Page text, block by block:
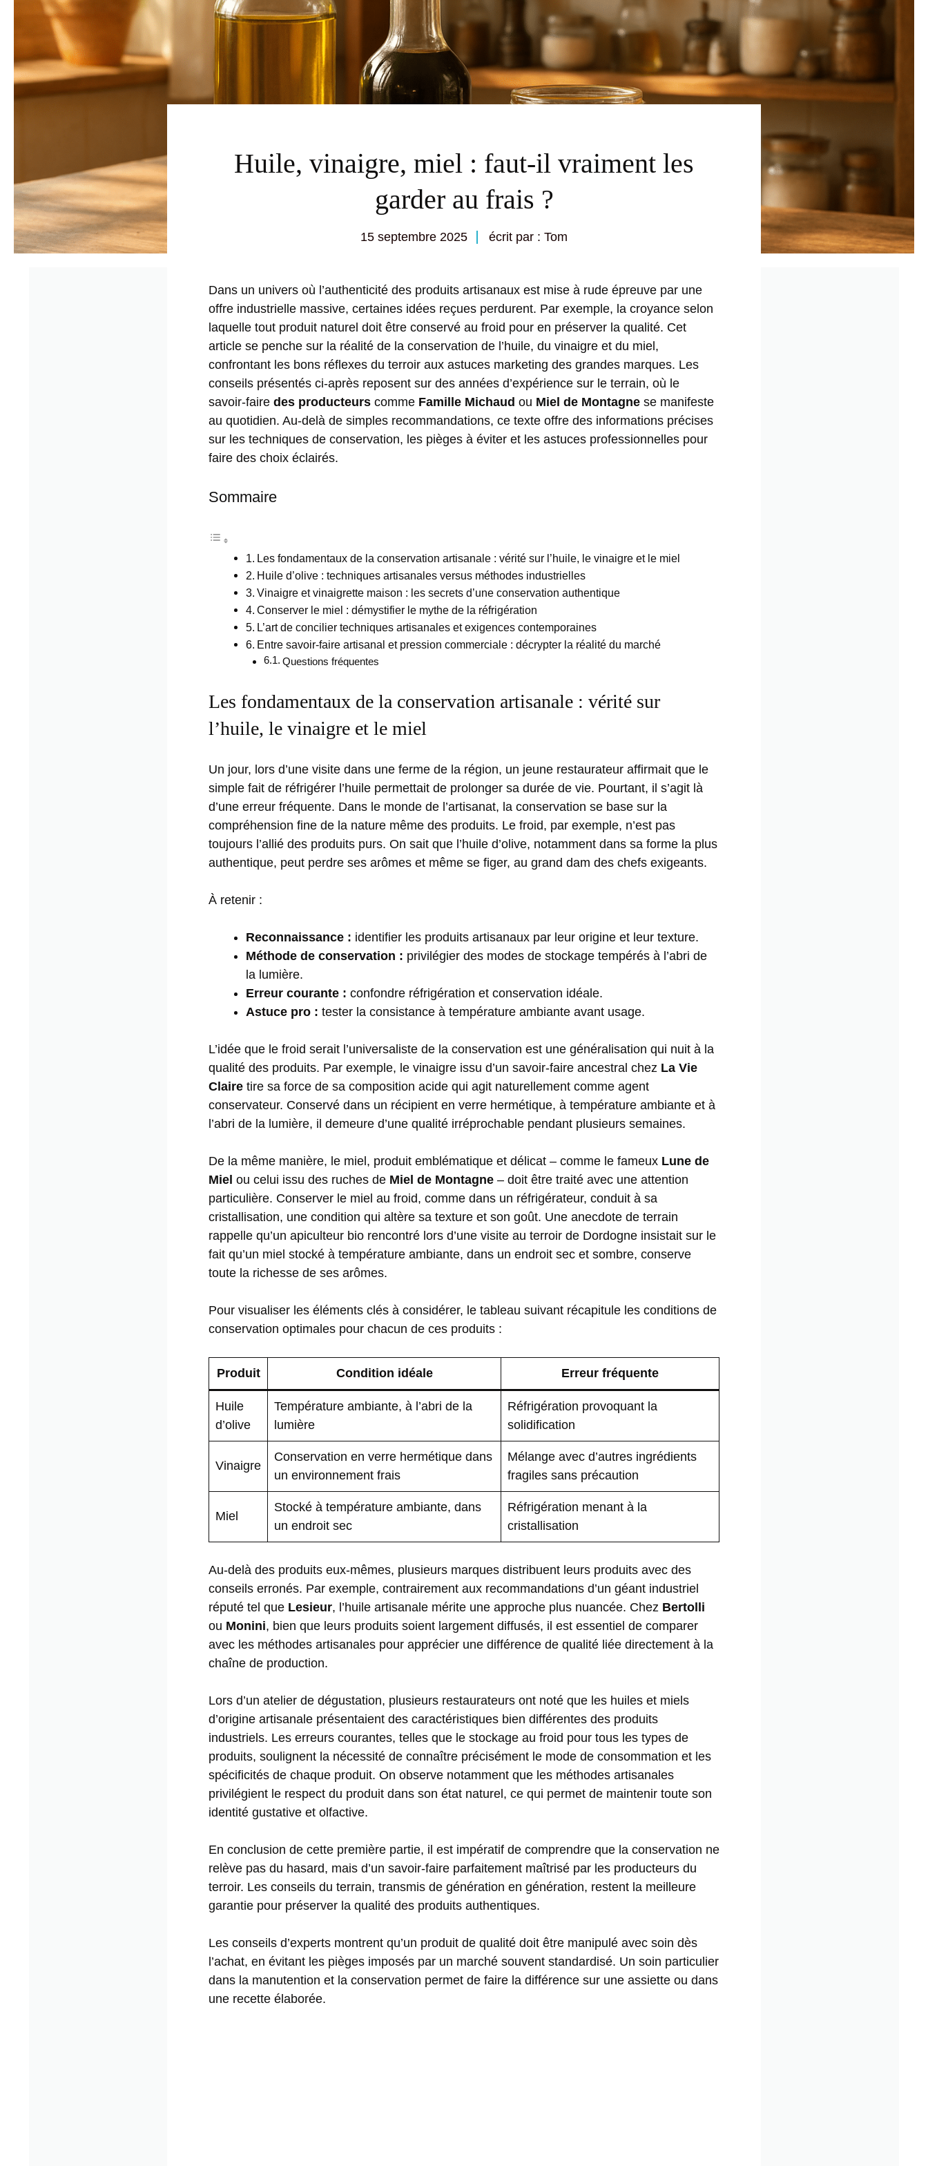
Huile, vinaigre, miel : faut-il vraiment les
garder au frais ?
15 septembre 2025 écrit par : Tom
Dans un univers où l’authenticité des produits artisanaux est mise à rude épreuve par une
offre industrielle massive, certaines idées reçues perdurent. Par exemple, la croyance selon
laquelle tout produit naturel doit être conservé au froid pour en préserver la qualité. Cet
article se penche sur la réalité de la conservation de l’huile, du vinaigre et du miel,
confrontant les bons réflexes du terroir aux astuces marketing des grandes marques. Les
conseils présentés ci-après reposent sur des années d’expérience sur le terrain, où le
savoir-faire des producteurs comme Famille Michaud ou Miel de Montagne se manifeste
au quotidien. Au-delà de simples recommandations, ce texte offre des informations précises
sur les techniques de conservation, les pièges à éviter et les astuces professionnelles pour
faire des choix éclairés.
Sommaire
Les fondamentaux de la conservation artisanale : vérité sur l’huile, le vinaigre et le miel
Huile d’olive : techniques artisanales versus méthodes industrielles
Vinaigre et vinaigrette maison : les secrets d’une conservation authentique
Conserver le miel : démystifier le mythe de la réfrigération
L’art de concilier techniques artisanales et exigences contemporaines
Entre savoir-faire artisanal et pression commerciale : décrypter la réalité du marché
Questions fréquentes
Les fondamentaux de la conservation artisanale : vérité sur
l’huile, le vinaigre et le miel
Un jour, lors d’une visite dans une ferme de la région, un jeune restaurateur affirmait que le
simple fait de réfrigérer l’huile permettait de prolonger sa durée de vie. Pourtant, il s’agit là
d’une erreur fréquente. Dans le monde de l’artisanat, la conservation se base sur la
compréhension fine de la nature même des produits. Le froid, par exemple, n’est pas
toujours l’allié des produits purs. On sait que l’huile d’olive, notamment dans sa forme la plus
authentique, peut perdre ses arômes et même se figer, au grand dam des chefs exigeants.
À retenir :
Reconnaissance : identifier les produits artisanaux par leur origine et leur texture.
Méthode de conservation : privilégier des modes de stockage tempérés à l’abri de
la lumière.
Erreur courante : confondre réfrigération et conservation idéale.
Astuce pro : tester la consistance à température ambiante avant usage.
L’idée que le froid serait l’universaliste de la conservation est une généralisation qui nuit à la
qualité des produits. Par exemple, le vinaigre issu d’un savoir-faire ancestral chez La Vie
Claire tire sa force de sa composition acide qui agit naturellement comme agent
conservateur. Conservé dans un récipient en verre hermétique, à température ambiante et à
l’abri de la lumière, il demeure d’une qualité irréprochable pendant plusieurs semaines.
De la même manière, le miel, produit emblématique et délicat – comme le fameux Lune de
Miel ou celui issu des ruches de Miel de Montagne – doit être traité avec une attention
particulière. Conserver le miel au froid, comme dans un réfrigérateur, conduit à sa
cristallisation, une condition qui altère sa texture et son goût. Une anecdote de terrain
rappelle qu’un apiculteur bio rencontré lors d’une visite au terroir de Dordogne insistait sur le
fait qu’un miel stocké à température ambiante, dans un endroit sec et sombre, conserve
toute la richesse de ses arômes.
Pour visualiser les éléments clés à considérer, le tableau suivant récapitule les conditions de
conservation optimales pour chacun de ces produits :
Produit Condition idéale Erreur fréquente
Huile
d’olive
Température ambiante, à l’abri de la
lumière
Réfrigération provoquant la
solidification
Vinaigre
Conservation en verre hermétique dans
un environnement frais
Mélange avec d’autres ingrédients
fragiles sans précaution
Miel
Stocké à température ambiante, dans
un endroit sec
Réfrigération menant à la
cristallisation
Au-delà des produits eux-mêmes, plusieurs marques distribuent leurs produits avec des
conseils erronés. Par exemple, contrairement aux recommandations d’un géant industriel
réputé tel que Lesieur, l’huile artisanale mérite une approche plus nuancée. Chez Bertolli
ou Monini, bien que leurs produits soient largement diffusés, il est essentiel de comparer
avec les méthodes artisanales pour apprécier une différence de qualité liée directement à la
chaîne de production.
Lors d’un atelier de dégustation, plusieurs restaurateurs ont noté que les huiles et miels
d’origine artisanale présentaient des caractéristiques bien différentes des produits
industriels. Les erreurs courantes, telles que le stockage au froid pour tous les types de
produits, soulignent la nécessité de connaître précisément le mode de consommation et les
spécificités de chaque produit. On observe notamment que les méthodes artisanales
privilégient le respect du produit dans son état naturel, ce qui permet de maintenir toute son
identité gustative et olfactive.
En conclusion de cette première partie, il est impératif de comprendre que la conservation ne
relève pas du hasard, mais d’un savoir-faire parfaitement maîtrisé par les producteurs du
terroir. Les conseils du terrain, transmis de génération en génération, restent la meilleure
garantie pour préserver la qualité des produits authentiques.
Les conseils d’experts montrent qu’un produit de qualité doit être manipulé avec soin dès
l’achat, en évitant les pièges imposés par un marché souvent standardisé. Un soin particulier
dans la manutention et la conservation permet de faire la différence sur une assiette ou dans
une recette élaborée.